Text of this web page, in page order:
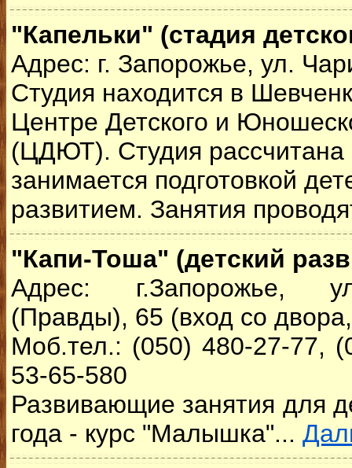
"Капельки" (стадия
Адрес: г. Запорожье, ул.
Студия находится в
Центре Детского и
(ЦДЮТ). Студия рассчитана
занимается подготовкой
развитием. Занятия
"Капи-Тоша" (детский
Адрес: г.Запорожье,
(Правды), 65 (вход со
Моб.тел.: (050) 480-27-77,
53-65-580
Развивающие занятия для
года - курс "Малышка"...